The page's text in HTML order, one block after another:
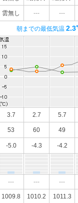
雲無し --- ---
朝までの最低気温
3.7 2.7 5.7
53 60 49
-5.0 -4.3 -4.2
--- --- ---
1009.8 1010.2 1011.3